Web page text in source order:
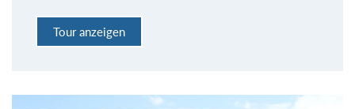
Tour anzeigen